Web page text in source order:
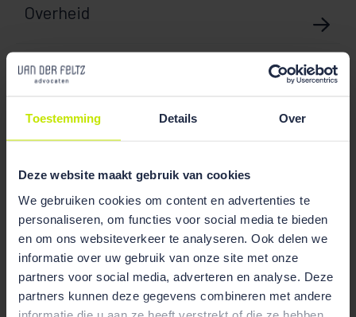
Toestemming Details Over
Deze website maakt gebruik van cookies
We gebruiken cookies om content en advertenties te
personaliseren, om functies voor social media te bieden
en om ons websiteverkeer te analyseren. Ook delen we
informatie over uw gebruik van onze site met onze
partners voor social media, adverteren en analyse. Deze
partners kunnen deze gegevens combineren met andere
informatie die u aan ze heeft verstrekt of die ze hebben
Overheid
Werkzaam in de rechtsgebieden
Openbaarheid van
overheidsinformatie
Ruimtelijke ordening